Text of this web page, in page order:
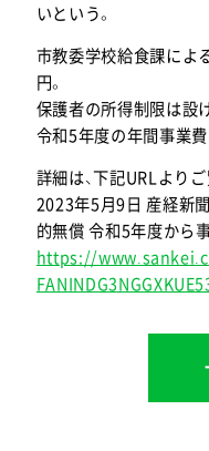
いという。
市教委学校給食課によ
円。
保護者の所得制限は設
令和5年度の年間事業
詳細は、下記URLよりご
2023年5月9日 産経新聞
的無償 令和5年度から
https://